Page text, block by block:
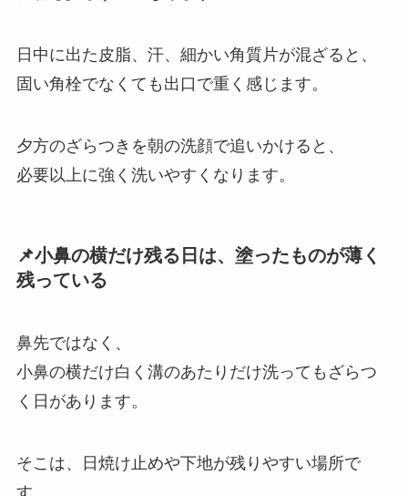
日中に出た皮脂、汗、細かい角質片が混ざると、
固い角栓でなくても出口で重く感じます。
夕方のざらつきを朝の洗顔で追いかけると、
必要以上に強く洗いやすくなります。
📌小鼻の横だけ残る日は、塗ったものが薄く
残っている
鼻先ではなく、
小鼻の横だけ白く溝のあたりだけ洗ってもざらつ
く日があります。
そこは、日焼け止めや下地が残りやすい場所で